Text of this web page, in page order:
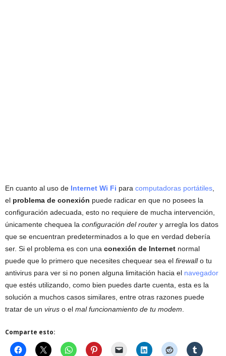
En cuanto al uso de Internet Wi Fi para computadoras portátiles
el problema de conexión puede radicar en que no posees la
configuración adecuada, esto no requiere de mucha intervención,
únicamente chequea la configuración del router y arregla los datos
que se encuentran predeterminados a lo que en verdad debería
ser. Si el problema es con una conexión de Internet normal
puede que lo primero que necesites chequear sea el firewallo tu
antivirus para ver si no ponen alguna limitación hacia el navegador
que estés utilizando, como bien puedes darte cuenta, esta es la
solución a muchos casos similares, entre otras razones puede
tratar de un virus o el mal funcionamiento de tu modem
Comparte esto: